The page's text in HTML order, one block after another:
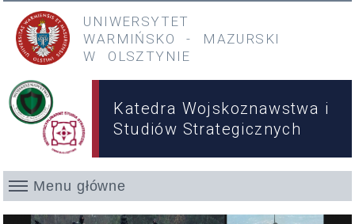
Przejdź do treści
Przejdź do menu głównego
UNIWERSYTET
WARMIŃSKO
- MAZURSKI
W OLSZTYNIE
Katedra Wojskoznawstwa i
Studiów Strategicznych
Menu główne